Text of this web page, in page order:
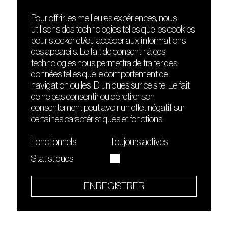
DÉCOUVRIR
Le lieu
Contact
Presse
Cours de DJing
TMLAB
FRIENDS
Nuits sonores
HEAT
Hôtel71
La Gaîté Lyrique
Le Sucre fait partie de
Quartier culturel et créatif
Pour offrir les meilleures expériences, nous
utilisons des technologies telles que les cookies
pour stocker et/ou accéder aux informations
des appareils. Le fait de consentir à ces
technologies nous permettra de traiter des
données telles que le comportement de
navigation ou les ID uniques sur ce site. Le fait
de ne pas consentir ou de retirer son
consentement peut avoir un effet négatif sur
certaines caractéristiques et fonctions.
Fonctionnels
Toujours activés
Statistiques
ENREGISTRER